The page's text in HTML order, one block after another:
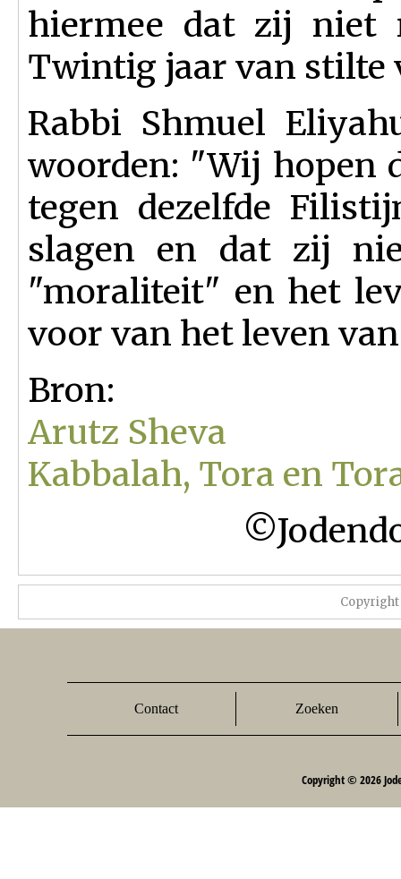
hiermee dat zij niet
Twintig jaar van stilte
Rabbi Shmuel
woorden: "Wij hopen
tegen dezelfde
slagen en dat zij
"moraliteit" en het
voor van het leven van
Bron:
Arutz Sheva
Kabbalah, Tora en
Contact Zoeken
Copyright © 2026